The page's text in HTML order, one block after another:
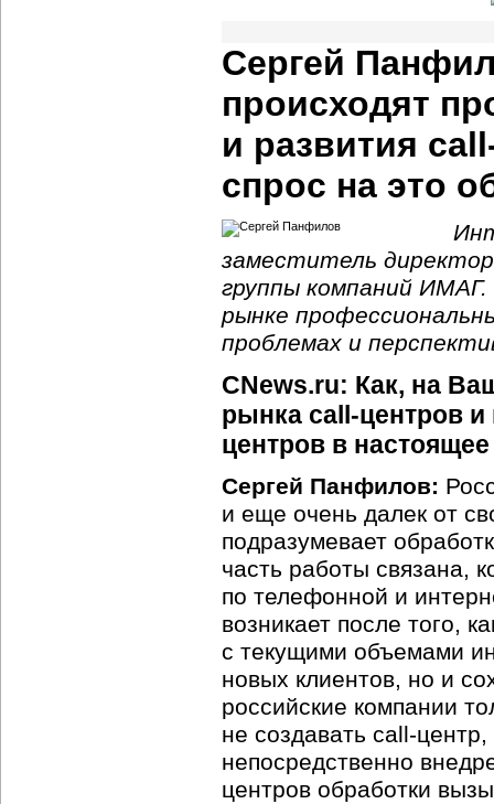
Сергей
происходят
и развития
спрос на это
заместитель
группы компаний
рынке
проблемах и
CNews.ru: Как, на
рынка call-центров
центров в
Сергей Панфилов:
и еще очень далек от
подразумевает
часть работы связана,
по телефонной и
возникает после того,
с текущими объемами
новых клиентов, но и
российские компании
не создавать call-
непосредственно
центров обработки